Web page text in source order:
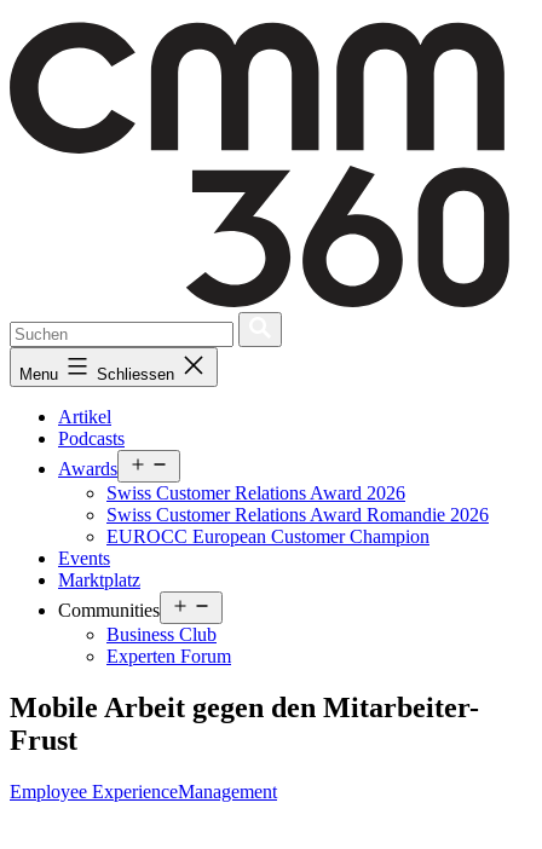
content
Menu Schliessen
Artikel
Podcasts
Awards
menu
Swiss Customer Relations Award 2026
Swiss Customer Relations Award Romandie 2026
EUROCC European Customer Champion
Events
Marktplatz
Communities
menu
Business Club
Experten Forum
Mobile Arbeit gegen den Mitarbeiter-
Frust
Employee ExperienceManagement